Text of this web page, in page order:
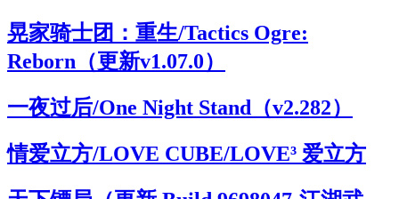
晃家骑士团：重生/Tactics Ogre:
Reborn（更新v1.07.0）
一夜过后/One Night Stand（v2.282）
情爱立方/LOVE CUBE/LOVE³ 爱立方